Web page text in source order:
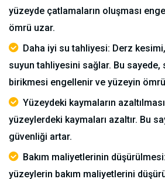
yüzeyde çatlamaların oluşması
ömrü uzar.
Daha iyi su tahliyesi: Derz
suyun tahliyesini sağlar. Bu sayede,
birikmesi engellenir ve yüzeyin
Yüzeydeki kaymaların
yüzeylerdeki kaymaları azaltır. Bu
güvenliği artar.
Bakım maliyetlerinin
yüzeylerin bakım maliyetlerini